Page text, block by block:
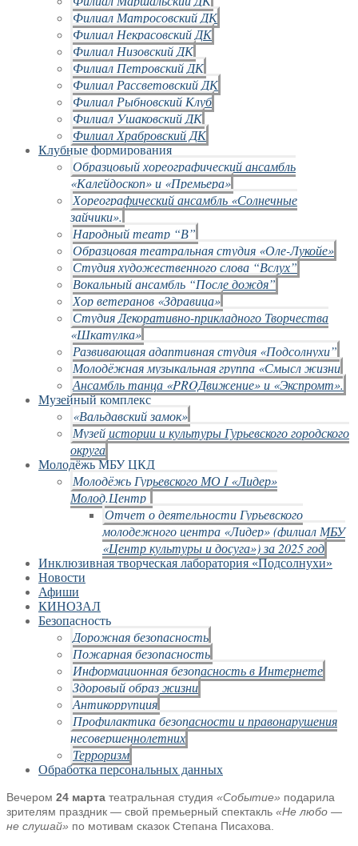
Филиал Матросовский ДК
Филиал Некрасовский ДК
Филиал Низовский ДК
Филиал Петровский ДК
Филиал Рассветовский ДК
Филиал Рыбновский Клуб
Филиал Ушаковский ДК
Филиал Храбровский ДК
Клубные формирования
Образцовый хореографический ансамбль
«Калейдоскоп» и «Премьера»
Хореографический ансамбль «Солнечные
зайчики».
Народный театр “В”
Образцовая театральная студия «Оле-Лукойе»
Студия художественного слова “Вслух”
Вокальный ансамбль “После дождя”
Хор ветеранов «Здравица»
Студия Декоративно-прикладного Творчества
«Шкатулка»
Развивающая адаптивная студия «Подсолнухи”
Молодёжная музыкальная группа «Смысл жизни
Ансамбль танца «PROДвижение» и «Экспромт».
Музейный комплекс
«Вальдавский замок»
Музей истории и культуры Гурьевского городского
округа
Молодёжь МБУ ЦКД
Молодёжь Гурьевского МО I «Лидер»
Молод.Центр
Отчет о деятельности Гурьевского
молодежного центра «Лидер» (филиал МБУ
«Центр культуры и досуга») за 2025 год
Инклюзивная творческая лаборатория «Подсолнухи»
Новости
Афиши
КИНОЗАЛ
Безопасность
Дорожная безопасность
Пожарная безопасность
Информационная безопасность в Интернете
Здоровый образ жизни
Антикоррупция
Профилактика безопасности и правонарушения
несовершеннолетних
Терроризм
Обработка персональных данных
Вечером 24 марта театральная студия «Событие» подарила
зрителям праздник — свой премьерный спектакль «Не любо —
не слушай» по мотивам сказок Степана Писахова.